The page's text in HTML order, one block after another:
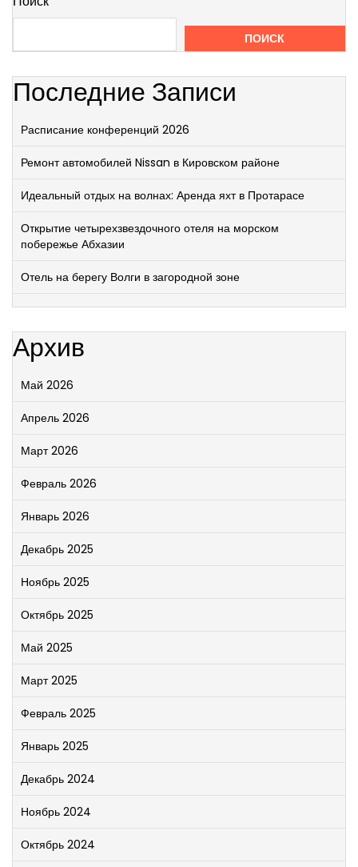
ПОИСК
Последние Записи
Расписание конференций 2026
Ремонт автомобилей Nissan в Кировском районе
Идеальный отдых на волнах: Аренда яхт в Протарасе
Открытие четырехзвездочного отеля на морском
побережье Абхазии
Отель на берегу Волги в загородной зоне
Архив
Май 2026
Апрель 2026
Март 2026
Февраль 2026
Январь 2026
Декабрь 2025
Ноябрь 2025
Октябрь 2025
Май 2025
Март 2025
Февраль 2025
Январь 2025
Декабрь 2024
Ноябрь 2024
Октябрь 2024